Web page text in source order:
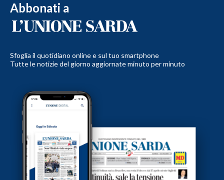
Abbonati a
Sfoglia il quotidiano online e sul tuo smartphone
Tutte le notizie del giorno aggiornate minuto per minuto